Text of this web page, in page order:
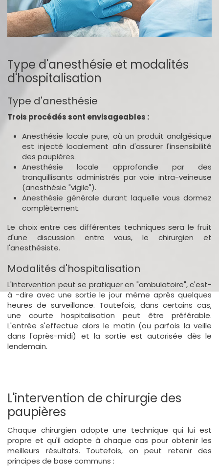
Type d'anesthésie et modalités
d'hospitalisation
Type d'anesthésie
Trois procédés sont envisageables :
Anesthésie locale pure, où un produit analgésique
est injecté localement afin d'assurer l'insensibilité
des paupières.
Anesthésie locale approfondie par des
tranquillisants administrés par voie intra-veineuse
(anesthésie "vigile").
Anesthésie générale durant laquelle vous dormez
complètement.
Le choix entre ces différentes techniques sera le fruit
d'une discussion entre vous, le chirurgien et
l'anesthésiste.
Modalités d'hospitalisation
L'intervention peut se pratiquer en "ambulatoire", c'est-
à -dire avec une sortie le jour même après quelques
heures de surveillance. Toutefois, dans certains cas,
une courte hospitalisation peut être préférable.
L'entrée s'effectue alors le matin (ou parfois la veille
dans l'après-midi) et la sortie est autorisée dès le
lendemain.
L'intervention de chirurgie des
paupières
Chaque chirurgien adopte une technique qui lui est
propre et qu'il adapte à chaque cas pour obtenir les
meilleurs résultats. Toutefois, on peut retenir des
principes de base communs :